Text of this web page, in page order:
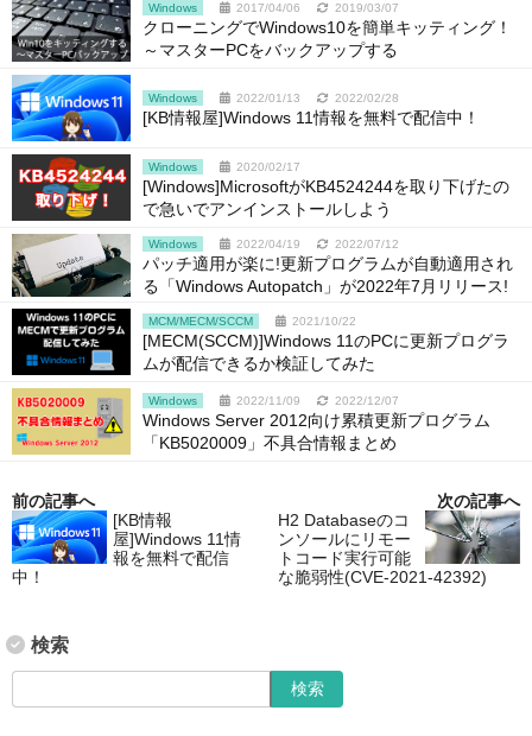
Windows 2017/04/06 2019/03/07
クローニングでWindows10を簡単キッティング！
～マスターPCをバックアップする
Windows 2022/01/13 2022/02/28
[KB情報屋]Windows 11情報を無料で配信中！
Windows 2020/02/17
[Windows]MicrosoftがKB4524244を取り下げたの
で急いでアンインストールしよう
Windows 2022/04/19 2022/07/12
パッチ適用が楽に!更新プログラムが自動適用され
る「Windows Autopatch」が2022年7月リリース!
MCM/MECM/SCCM 2021/10/22
[MECM(SCCM)]Windows 11のPCに更新プログラ
ムが配信できるか検証してみた
Windows 2022/11/09 2022/12/07
Windows Server 2012向け累積更新プログラム
「KB5020009」不具合情報まとめ
前の記事へ
[KB情報
屋]Windows 11情
報を無料で配信
中！
次の記事へ
H2 Databaseのコ
ンソールにリモー
トコード実行可能
な脆弱性(CVE-2021-42392)
検索